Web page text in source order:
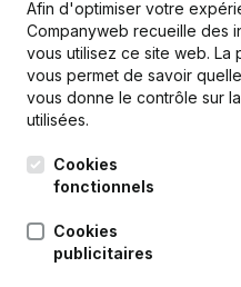
Afin d'optimiser votre
Companyweb recueille des
vous utilisez ce site web. La
vous permet de savoir
vous donne le contrôle sur
utilisées.
Cookies
fonctionnels
Cookies
publicitaires
Français
Kantorenpark Everest
Leuvensesteenweg
1800 Vilvoorde